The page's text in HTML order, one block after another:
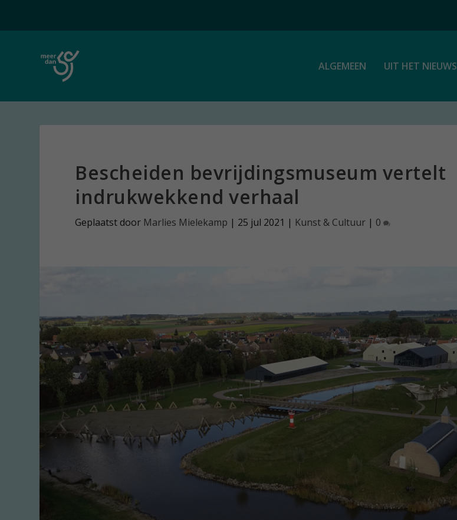
ALGEMEEN UIT HET NIEUWS
Bescheiden bevrijdingsmuseum vertelt
indrukwekkend verhaal
Geplaatst door Marlies Mielekamp | 25 jul 2021 | Kunst & Cultuur | 0